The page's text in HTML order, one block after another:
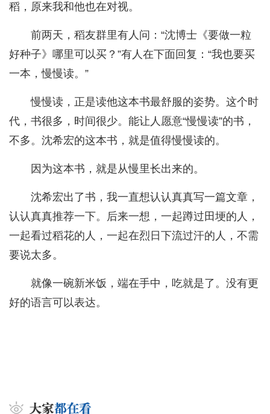
稻，原来我和他也在对视。
前两天，稻友群里有人问：“沈博士《要做一粒
好种子》哪里可以买？”有人在下面回复：“我也要买
一本，慢慢读。”
慢慢读，正是读他这本书最舒服的姿势。这个时
代，书很多，时间很少。能让人愿意“慢慢读”的书，
不多。沈希宏的这本书，就是值得慢慢读的。
因为这本书，就是从慢里长出来的。
沈希宏出了书，我一直想认认真真写一篇文章，
认认真真推荐一下。后来一想，一起蹲过田埂的人，
一起看过稻花的人，一起在烈日下流过汗的人，不需
要说太多。
就像一碗新米饭，端在手中，吃就是了。没有更
好的语言可以表达。